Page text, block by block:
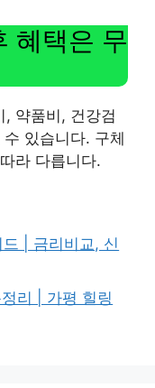
혜택은 무
, 약품비, 건강검
있습니다. 구체
라 다릅니다.
| 금리비교, 신
리 | 가평 힐링